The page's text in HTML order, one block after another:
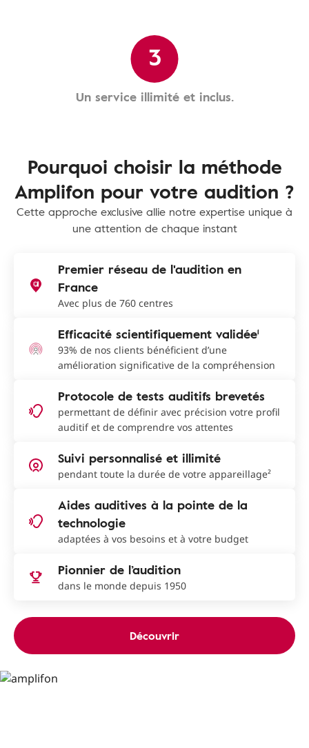
3
Un service illimité et inclus.
Pourquoi choisir la méthode
Amplifon pour votre audition ?
Cette approche exclusive allie notre expertise unique à
une attention de chaque instant
Premier réseau de l'audition en
France
Avec plus de 760 centres
Efficacité scientifiquement validée¹
93% de nos clients bénéficient d’une
amélioration significative de la compréhension
Protocole de tests auditifs brevetés
permettant de définir avec précision votre profil
auditif et de comprendre vos attentes
Suivi personnalisé et illimité
pendant toute la durée de votre appareillage²
Aides auditives à la pointe de la
technologie
adaptées à vos besoins et à votre budget
Pionnier de l’audition
dans le monde depuis 1950
Découvrir